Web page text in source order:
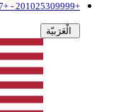
+201025309999 - +201025307777
الْعَرَبيّة